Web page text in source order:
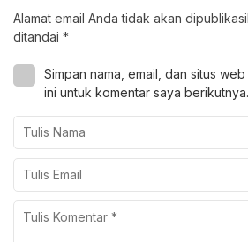
Alamat email Anda tidak akan
ditandai *
Simpan nama, email, dan situs
ini untuk komentar saya berikutnya.